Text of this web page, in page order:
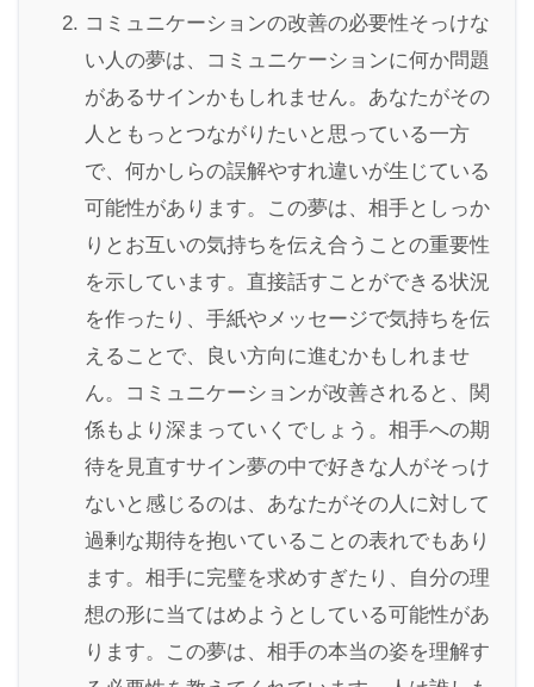
コミュニケーションの改善の必要性そっけな
い人の夢は、コミュニケーションに何か問題
があるサインかもしれません。あなたがその
人ともっとつながりたいと思っている一方
で、何かしらの誤解やすれ違いが生じている
可能性があります。この夢は、相手としっか
りとお互いの気持ちを伝え合うことの重要性
を示しています。直接話すことができる状況
を作ったり、手紙やメッセージで気持ちを伝
えることで、良い方向に進むかもしれませ
ん。コミュニケーションが改善されると、関
係もより深まっていくでしょう。相手への期
待を見直すサイン夢の中で好きな人がそっけ
ないと感じるのは、あなたがその人に対して
過剰な期待を抱いていることの表れでもあり
ます。相手に完璧を求めすぎたり、自分の理
想の形に当てはめようとしている可能性があ
ります。この夢は、相手の本当の姿を理解す